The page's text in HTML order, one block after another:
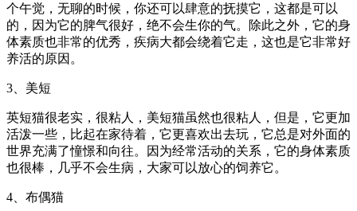
个午觉，无聊的时候，你还可以肆意的抚摸它，这都是可以
的，因为它的脾气很好，绝不会生你的气。除此之外，它的身
体素质也非常的优秀，疾病大都会绕着它走，这也是它非常好
养活的原因。
3、美短
英短猫很老实，很粘人，美短猫虽然也很粘人，但是，它更加
活泼一些，比起在家待着，它更喜欢出去玩，它总是对外面的
世界充满了憧憬和向往。因为经常活动的关系，它的身体素质
也很棒，几乎不会生病，大家可以放心的饲养它。
4、布偶猫